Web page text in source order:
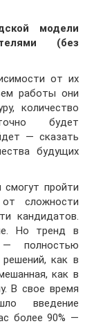
модели
(без
от их
работы они
количество
будет
— сказать
будущих
пройти
сложности
кандидатов.
Но тренд в
— полностью
как в
как в
В свое время
введение
более 90% —